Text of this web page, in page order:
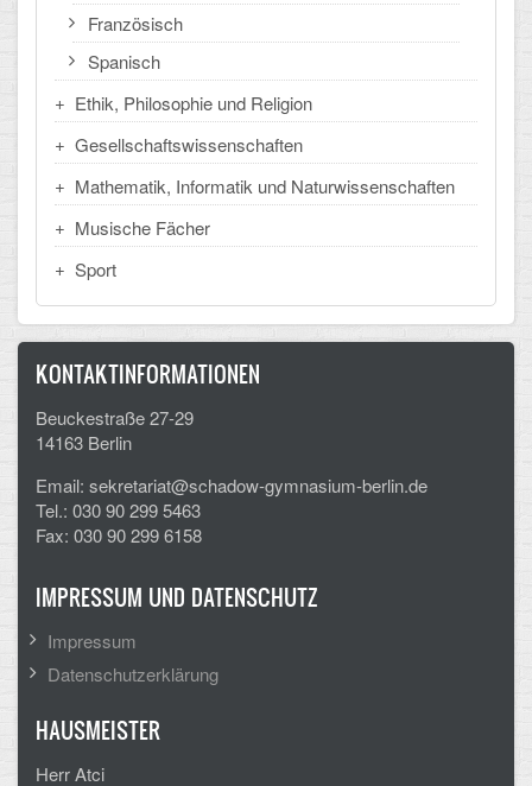
Französisch
Spanisch
Ethik, Philosophie und Religion
Gesellschaftswissenschaften
Mathematik, Informatik und Naturwissenschaften
Musische Fächer
Sport
KONTAKTINFORMATIONEN
Beuckestraße 27-29
14163 Berlin
Email: sekretariat@schadow-gymnasium-berlin.de
Tel.: 030 90 299 5463
Fax: 030 90 299 6158
IMPRESSUM UND DATENSCHUTZ
Impressum
Datenschutzerklärung
HAUSMEISTER
Herr Atci